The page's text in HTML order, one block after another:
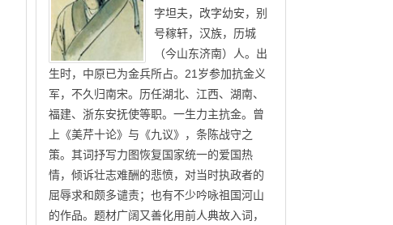
字坦夫，改字幼安，别
号稼轩，汉族，历城
（今山东济南）人。出
生时，中原已为金兵所占。21岁参加抗金义
军，不久归南宋。历任湖北、江西、湖南、
福建、浙东安抚使等职。一生力主抗金。曾
上《美芹十论》与《九议》，条陈战守之
策。其词抒写力图恢复国家统一的爱国热
情，倾诉壮志难酬的悲愤，对当时执政者的
屈辱求和颇多谴责；也有不少吟咏祖国河山
的作品。题材广阔又善化用前人典故入词，